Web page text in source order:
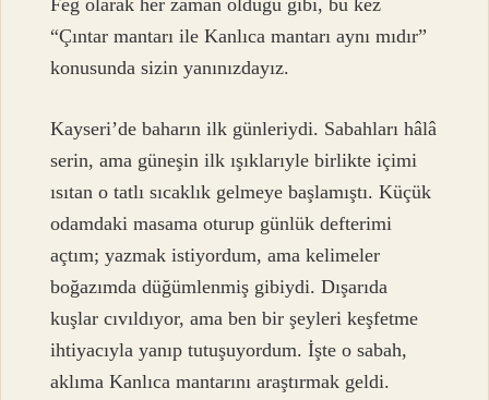
Feg olarak her zaman olduğu gibi, bu kez
“Çıntar mantarı ile Kanlıca mantarı aynı mıdır”
konusunda sizin yanınızdayız.
Kayseri’de baharın ilk günleriydi. Sabahları hâlâ
serin, ama güneşin ilk ışıklarıyle birlikte içimi
ısıtan o tatlı sıcaklık gelmeye başlamıştı. Küçük
odamdaki masama oturup günlük defterimi
açtım; yazmak istiyordum, ama kelimeler
boğazımda düğümlenmiş gibiydi. Dışarıda
kuşlar cıvıldıyor, ama ben bir şeyleri keşfetme
ihtiyacıyla yanıp tutuşuyordum. İşte o sabah,
aklıma Kanlıca mantarını araştırmak geldi.